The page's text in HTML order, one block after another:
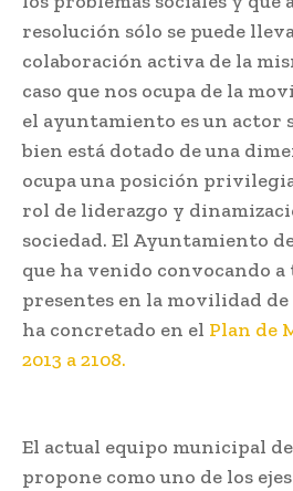
resolución sólo se puede
colaboración activa de la
caso que nos ocupa de la
el ayuntamiento es un actor
bien está dotado de una
ocupa una posición
rol de liderazgo y
sociedad. El Ayuntamiento
que ha venido convocando a
presentes en la movilidad de
ha concretado en el Plan de
2013 a 2108.
El actual equipo municipal de
propone como uno de los